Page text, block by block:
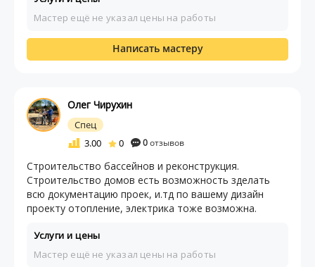
Мастер ещё не указал цены на работы
Написать мастеру
Олег Чирухин
Спец
3.00
0 0отзывов
Строительство бассейнов и реконструкция.
Строительство домов есть возможность зделать
всю документацию проек, и.тд по вашему дизайн
проекту отопление, электрика тоже возможна.
Услуги и цены
Мастер ещё не указал цены на работы